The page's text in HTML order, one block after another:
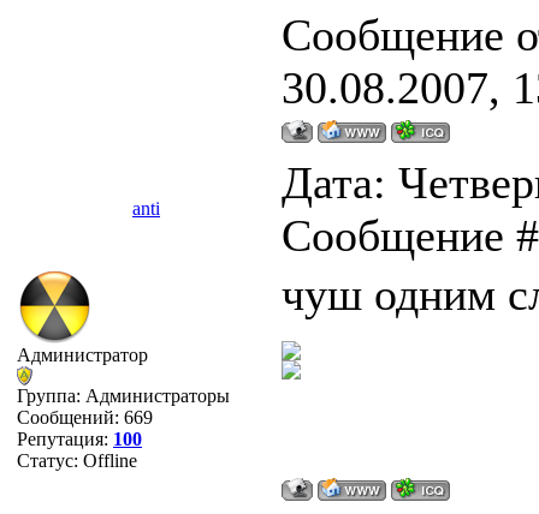
Сообщение
30.08.2007,
anti
Дата:
Сообщение
Администратор
Группа: Администраторы
Сообщений: 669
Репутация: 100
Статус: Offline
чуш одним